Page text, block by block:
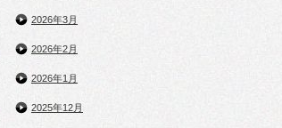
2026年3月
2026年2月
2026年1月
2025年12月